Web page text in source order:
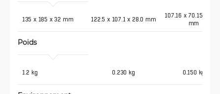
135 x 185 x 32 mm 122.5 x 107.1 x 28.0 mm
107.16 x 70.15 x
mm
Poids
1.2 kg 0.230 kg 0.150 kg